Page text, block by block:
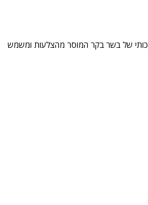
של בשר בקר המוסר מהצלעות ומשמש